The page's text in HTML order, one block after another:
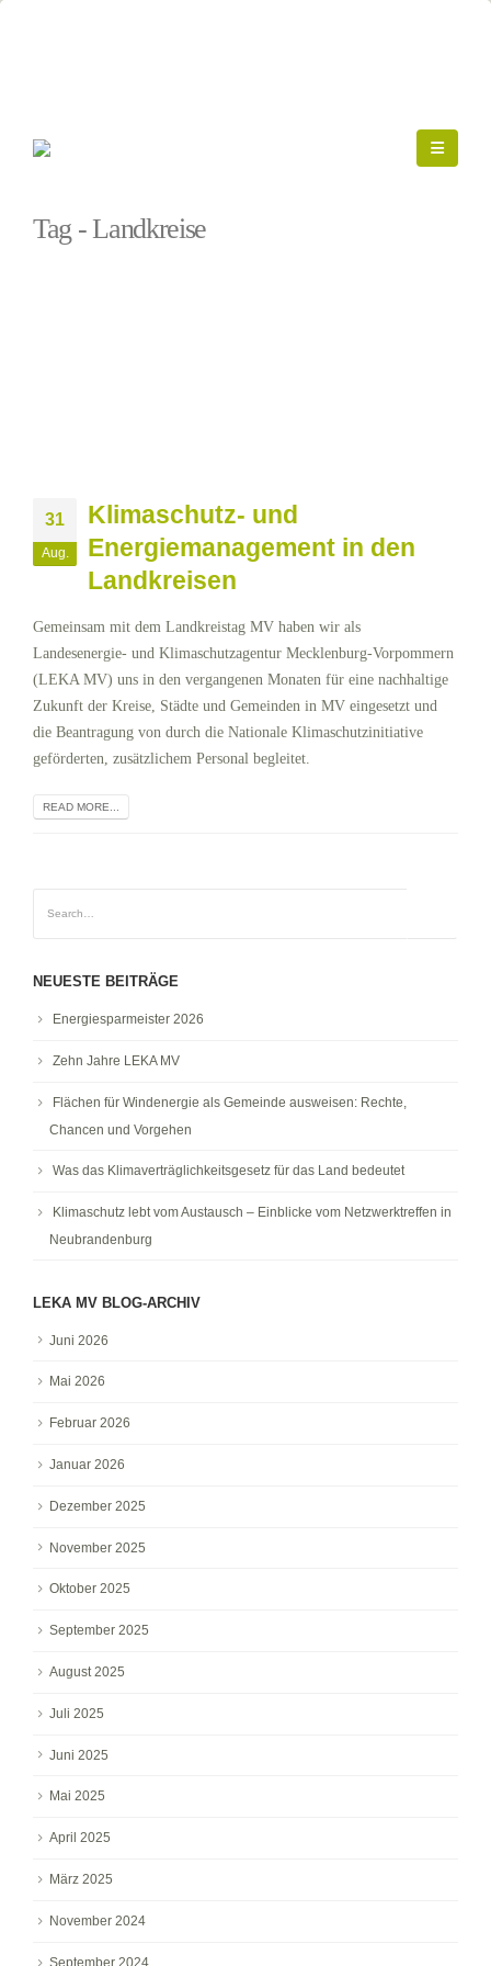
Tag - Landkreise
31
Aug.
Klimaschutz- und
Energiemanagement in den
Landkreisen
Gemeinsam mit dem Landkreistag MV haben wir als
Landesenergie- und Klimaschutzagentur Mecklenburg-Vorpommern
(LEKA MV) uns in den vergangenen Monaten für eine nachhaltige
Zukunft der Kreise, Städte und Gemeinden in MV eingesetzt und
die Beantragung von durch die Nationale Klimaschutzinitiative
geförderten, zusätzlichem Personal begleitet.
READ MORE...
NEUESTE BEITRÄGE
Energiesparmeister 2026
Zehn Jahre LEKA MV
Flächen für Windenergie als Gemeinde ausweisen: Rechte,
Chancen und Vorgehen
Was das Klimaverträglichkeitsgesetz für das Land bedeutet
Klimaschutz lebt vom Austausch – Einblicke vom Netzwerktreffen in
Neubrandenburg
LEKA MV BLOG-ARCHIV
Juni 2026
Mai 2026
Februar 2026
Januar 2026
Dezember 2025
November 2025
Oktober 2025
September 2025
August 2025
Juli 2025
Juni 2025
Mai 2025
April 2025
März 2025
November 2024
September 2024